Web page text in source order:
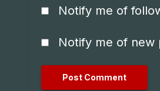
Notify me of
Notify me of new